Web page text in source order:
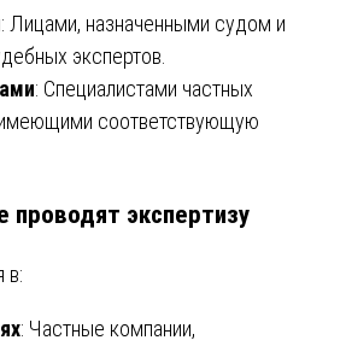
: Лицами, назначенными судом и
экспертов.
: Специалистами частных
имеющими соответствующую
проводят экспертизу
в:
: Частные компании,